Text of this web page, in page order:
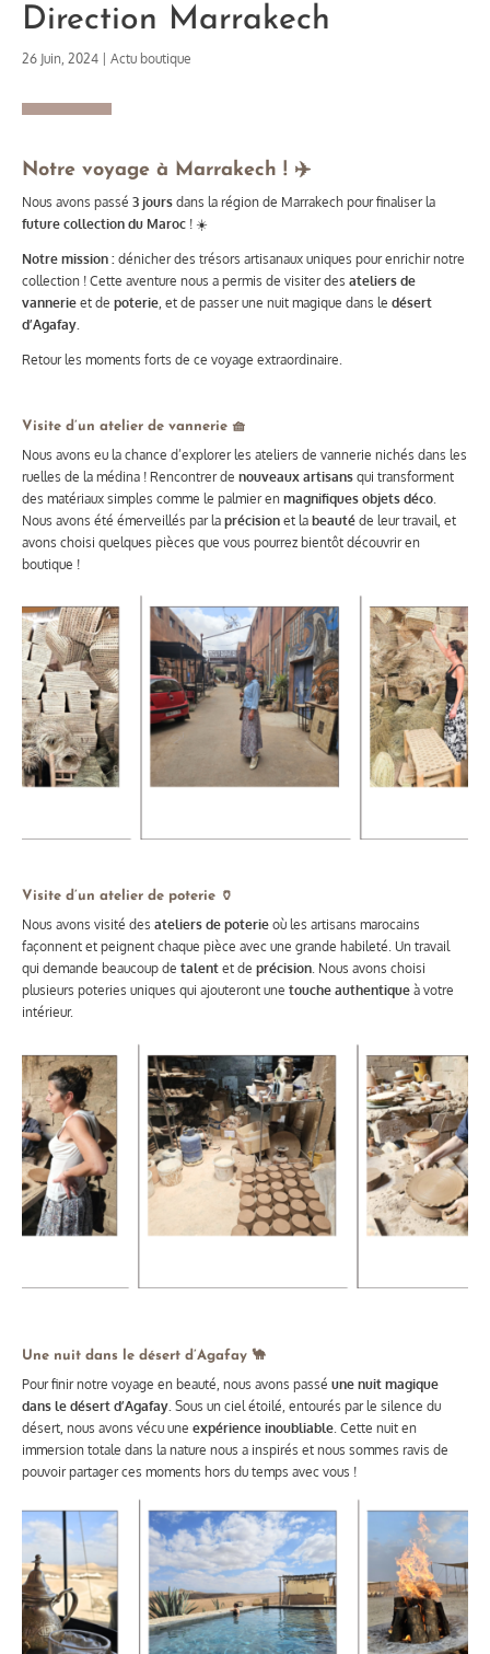
Direction Marrakech
26 Juin, 2024 Actu boutique
Notre voyage à Marrakech ! ✈️
Nous avons passé 3 jours dans la région de Marrakech pour finaliser la
future collection du Maroc ! ☀️
Notre mission : dénicher des trésors artisanaux uniques pour enrichir notre
collection ! Cette aventure nous a permis de visiter des ateliers de
vannerie et de poterie , et de passer une nuit magique dans le désert
d’Agafay.
Retour les moments forts de ce voyage extraordinaire.
Visite d’un atelier de vannerie 🧺
Nous avons eu la chance d’explorer les ateliers de vannerie nichés dans les
ruelles de la médina ! Rencontrer de nouveaux artisans qui transforment
des matériaux simples comme le palmier en magnifiques objets déco
Nous avons été émerveillés par la précision et la beauté de leur travail, et
avons choisi quelques pièces que vous pourrez bientôt découvrir en
boutique !
Visite d’un atelier de poterie 🏺
Nous avons visité des ateliers de poterie où les artisans marocains
façonnent et peignent chaque pièce avec une grande habileté. Un travail
qui demande beaucoup de talent et de précision. Nous avons choisi
plusieurs poteries uniques qui ajouteront une touche authentique à votre
intérieur.
Une nuit dans le désert d’Agafay 🐪
Pour finir notre voyage en beauté, nous avons passé une nuit magique
dans le désert d’Agafay. Sous un ciel étoilé, entourés par le silence du
désert, nous avons vécu une expérience inoubliable . Cette nuit en
immersion totale dans la nature nous a inspirés et nous sommes ravis de
pouvoir partager ces moments hors du temps avec vous !